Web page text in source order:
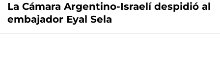
La Cámara Argentino-Israelí despidió al
embajador Eyal Sela